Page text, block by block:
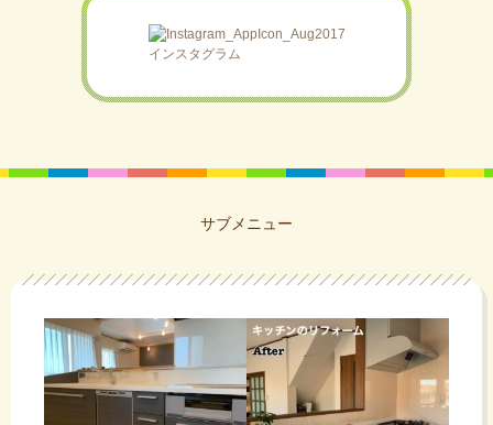
インスタグラム
サブメニュー